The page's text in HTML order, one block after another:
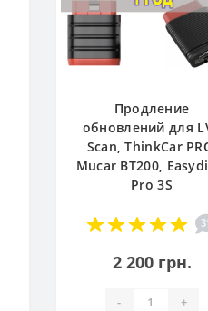
Продление
обновлений для
Scan, ThinkCar
Mucar BT200,
Pro 3S
2 200 грн.
- +